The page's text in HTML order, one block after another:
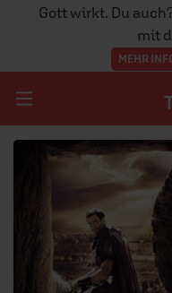
Gott wirkt. Du
mit
MEHR
Navigation überspringen
Themen
DOSSIERS
MENSCHEN